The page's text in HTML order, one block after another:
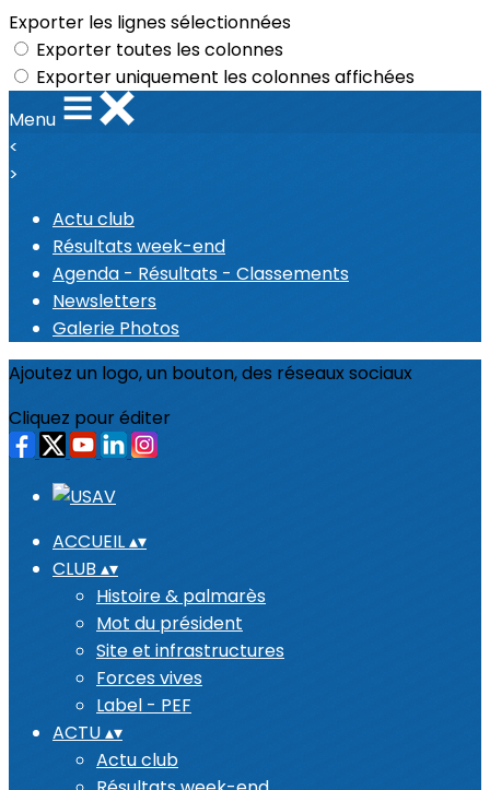
Exporter les lignes sélectionnées
Exporter toutes les colonnes
Exporter uniquement les colonnes affichées
Menu
<
>
Actu club
Résultats week-end
Agenda - Résultats - Classements
Newsletters
Galerie Photos
Ajoutez un logo, un bouton, des réseaux sociaux
Cliquez pour éditer
ACCUEIL▴▾
CLUB ▴▾
Histoire & palmarès
Mot du président
Site et infrastructures
Forces vives
Label - PEF
ACTU▴▾
Actu club